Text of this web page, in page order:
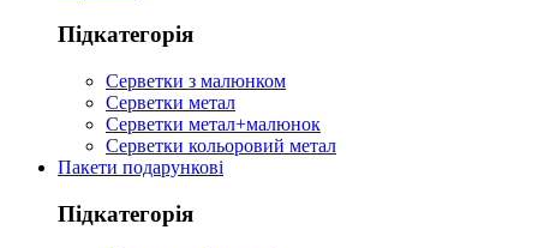
Підкатегорія
Серветки з малюнком
Серветки метал
Серветки метал+малюнок
Серветки кольоровий метал
Пакети подарункові
Підкатегорія